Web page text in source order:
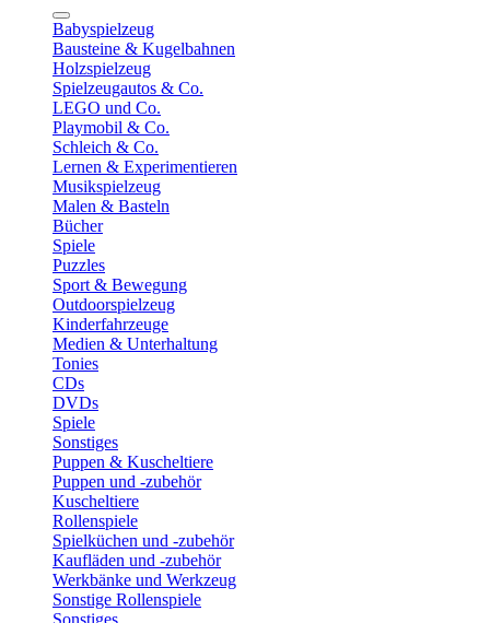
Babyspielzeug
Bausteine & Kugelbahnen
Holzspielzeug
Spielzeugautos & Co.
LEGO und Co.
Playmobil & Co.
Schleich & Co.
Lernen & Experimentieren
Musikspielzeug
Malen & Basteln
Bücher
Spiele
Puzzles
Sport & Bewegung
Outdoorspielzeug
Kinderfahrzeuge
Medien & Unterhaltung
Tonies
CDs
DVDs
Spiele
Sonstiges
Puppen & Kuscheltiere
Puppen und -zubehör
Kuscheltiere
Rollenspiele
Spielküchen und -zubehör
Kaufläden und -zubehör
Werkbänke und Werkzeug
Sonstige Rollenspiele
Sonstiges